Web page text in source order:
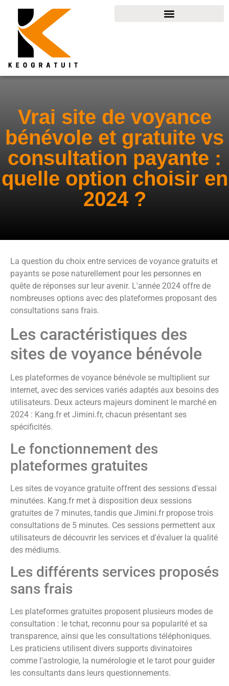
Vrai site de voyance
bénévole et gratuite vs
consultation payante :
quelle option choisir en
2024 ?
La question du choix entre services de voyance gratuits et
payants se pose naturellement pour les personnes en
quête de réponses sur leur avenir. L'année 2024 offre de
nombreuses options avec des plateformes proposant des
consultations sans frais.
Les caractéristiques des
sites de voyance bénévole
Les plateformes de voyance bénévole se multiplient sur
internet, avec des services variés adaptés aux besoins des
utilisateurs. Deux acteurs majeurs dominent le marché en
2024 : Kang.fr et Jimini.fr, chacun présentant ses
spécificités.
Le fonctionnement des
plateformes gratuites
Les sites de voyance gratuite offrent des sessions d'essai
minutées. Kang.fr met à disposition deux sessions
gratuites de 7 minutes, tandis que Jimini.fr propose trois
consultations de 5 minutes. Ces sessions permettent aux
utilisateurs de découvrir les services et d'évaluer la qualité
des médiums.
Les différents services proposés
sans frais
Les plateformes gratuites proposent plusieurs modes de
consultation : le tchat, reconnu pour sa popularité et sa
transparence, ainsi que les consultations téléphoniques.
Les praticiens utilisent divers supports divinatoires
comme l'astrologie, la numérologie et le tarot pour guider
les consultants dans leurs questionnements.